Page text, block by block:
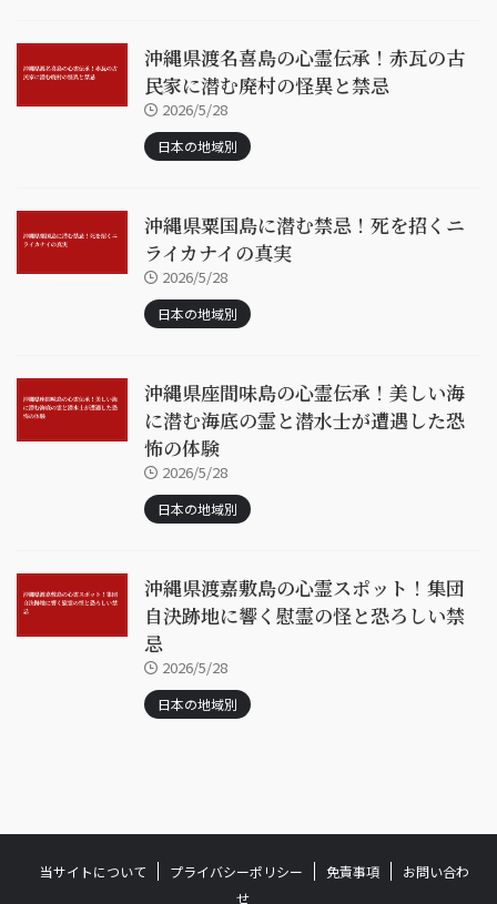
沖縄県渡名喜島の心霊伝承！赤瓦の古
民家に潜む廃村の怪異と禁忌
2026/5/28
日本の地域別
沖縄県粟国島に潜む禁忌！死を招くニ
ライカナイの真実
2026/5/28
日本の地域別
沖縄県座間味島の心霊伝承！美しい海
に潜む海底の霊と潜水士が遭遇した恐
怖の体験
2026/5/28
日本の地域別
沖縄県渡嘉敷島の心霊スポット！集団
自決跡地に響く慰霊の怪と恐ろしい禁
忌
2026/5/28
日本の地域別
当サイトについて プライバシーポリシー 免責事項
お問い合わ
せ